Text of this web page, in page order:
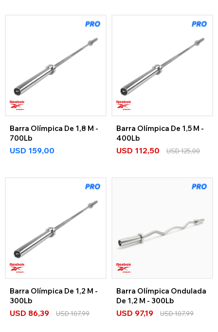
Barra Olímpica De 1,8 M -
700Lb
USD 159,00
Barra Olímpica De 1,5 M -
400Lb
USD 112,50 USD125,00
Barra Olímpica De 1,2 M -
300Lb
USD 86,39 USD107,99
Barra Olímpica Ondulada
De 1,2 M - 300Lb
USD 97,19 USD107,99